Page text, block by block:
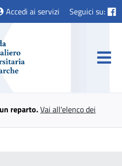
Accedi ai servizi Seguici su:
reparto.Vai all'elenco dei